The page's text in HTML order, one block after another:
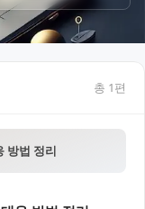
총 1편
방법 정리